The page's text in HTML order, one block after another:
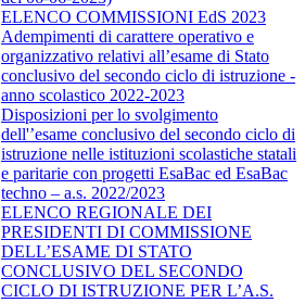
ELENCO COMMISSIONI EdS 2023
Adempimenti di carattere operativo e
organizzativo relativi all’esame di Stato
conclusivo del secondo ciclo di istruzione -
anno scolastico 2022-2023
Disposizioni per lo svolgimento
dell'’esame conclusivo del secondo ciclo di
istruzione nelle istituzioni scolastiche statali
e paritarie con progetti EsaBac ed EsaBac
techno – a.s. 2022/2023
ELENCO REGIONALE DEI
PRESIDENTI DI COMMISSIONE
DELL’ESAME DI STATO
CONCLUSIVO DEL SECONDO
CICLO DI ISTRUZIONE PER L’A.S.